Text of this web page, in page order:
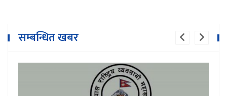
सम्बन्धित खबर